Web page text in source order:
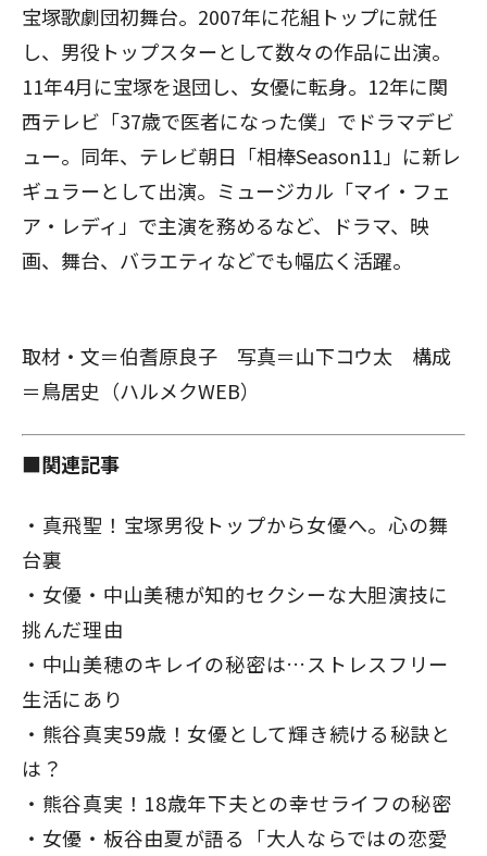
宝塚歌劇団初舞台。2007年に花組トップに就任
し、男役トップスターとして数々の作品に出演。
11年4月に宝塚を退団し、女優に転身。12年に関
西テレビ「37歳で医者になった僕」でドラマデビ
ュー。同年、テレビ朝日「相棒Season11」に新レ
ギュラーとして出演。ミュージカル「マイ・フェ
ア・レディ」で主演を務めるなど、ドラマ、映
画、舞台、バラエティなどでも幅広く活躍。
取材・文＝伯耆原良子 写真＝山下コウ太 構成
＝鳥居史（ハルメクWEB）
■関連記事
真飛聖！宝塚男役トップから女優へ。心の舞
台裏
女優・中山美穂が知的セクシーな大胆演技に
挑んだ理由
中山美穂のキレイの秘密は…ストレスフリー
生活にあり
熊谷真実59歳！女優として輝き続ける秘訣と
は？
熊谷真実！18歳年下夫との幸せライフの秘密
女優・板谷由夏が語る「大人ならではの恋愛